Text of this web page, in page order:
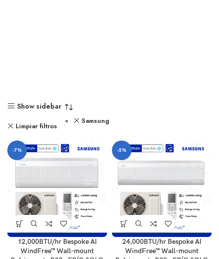
Show sidebar
Limpiar filtros
Samsung
-7%
12,000BTU/hr Bespoke AI
WindFree™ Wall-mount
-5%
24,000BTU/hr Bespoke AI
WindFree™ Wall-mount